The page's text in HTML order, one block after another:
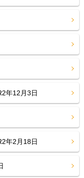
年12月3日
年2月18日